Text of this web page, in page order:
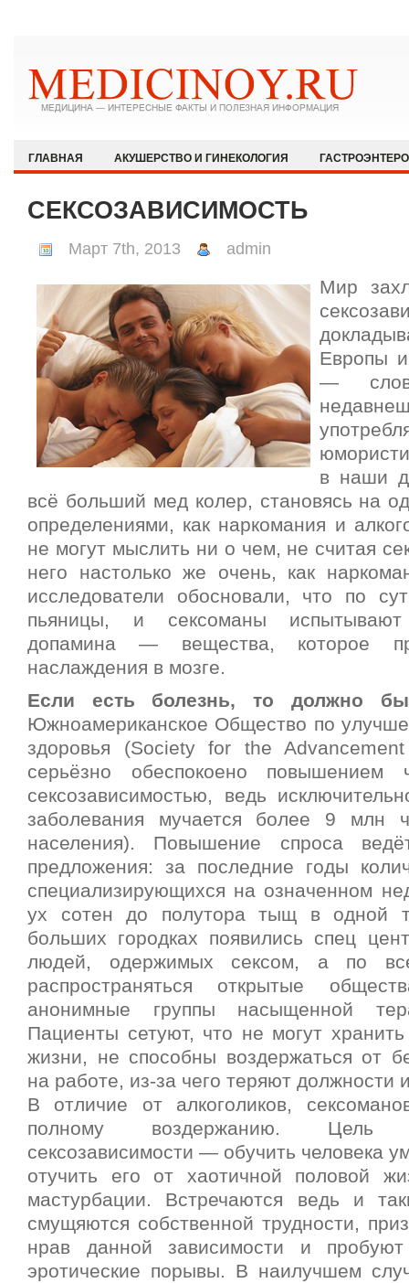
ГЛАВНАЯ АКУШЕРСТВО И ГИНЕКОЛОГИЯ
КАРДИОЛОГИЯ
МЕДИЦИНА И ОБЩЕСТВО
ОФТАЛЬМОЛОГИЯ
ПЕДИАТРИЯ
ПСИХИАТРИЯ И
РЕВМАТОЛОГИЯ И НЕФРОЛОГИЯ
СЕКСОЛОГИЯ
ХИРУРГИЯ
ЭКСТРЕННАЯ МЕДИЦИНА ЭНДОКРИНОЛОГИЯ
СЕКСОЗАВИСИМОСТЬ
Март 7th, 2013 admin
Мир
Европы
—
в наши
всё больший мед колер, становясь на
определениями, как наркомания и
не могут мыслить ни о чем, не считая
него настолько же очень, как
исследователи обосновали, что по
пьяницы, и сексоманы
допамина — вещества, которое
наслаждения в мозге.
Если есть болезнь, то должно
Южноамериканское Общество по
здоровья (Society for the
серьёзно обеспокоено повышением
сексозависимостью, ведь
заболевания мучается более 9 млн
населения). Повышение спроса
предложения: за последние годы
специализирующихся на означенном
ух сотен до полутора тыщ в одной
больших городках появились спец
людей, одержимых сексом, а по
распространяться открытые
анонимные группы насыщенной
Пациенты сетуют, что не могут хранить
жизни, не способны воздержаться от
на работе, из-за чего теряют
В отличие от алкоголиков,
полному воздержанию. Цель
сексозависимости — обучить человека
отучить его от хаотичной половой
мастурбации. Встречаются ведь и
смущяются собственной трудности,
нрав данной зависимости и
эротические порывы. В наилучшем